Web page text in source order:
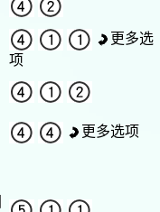
更多选
项
更多选项